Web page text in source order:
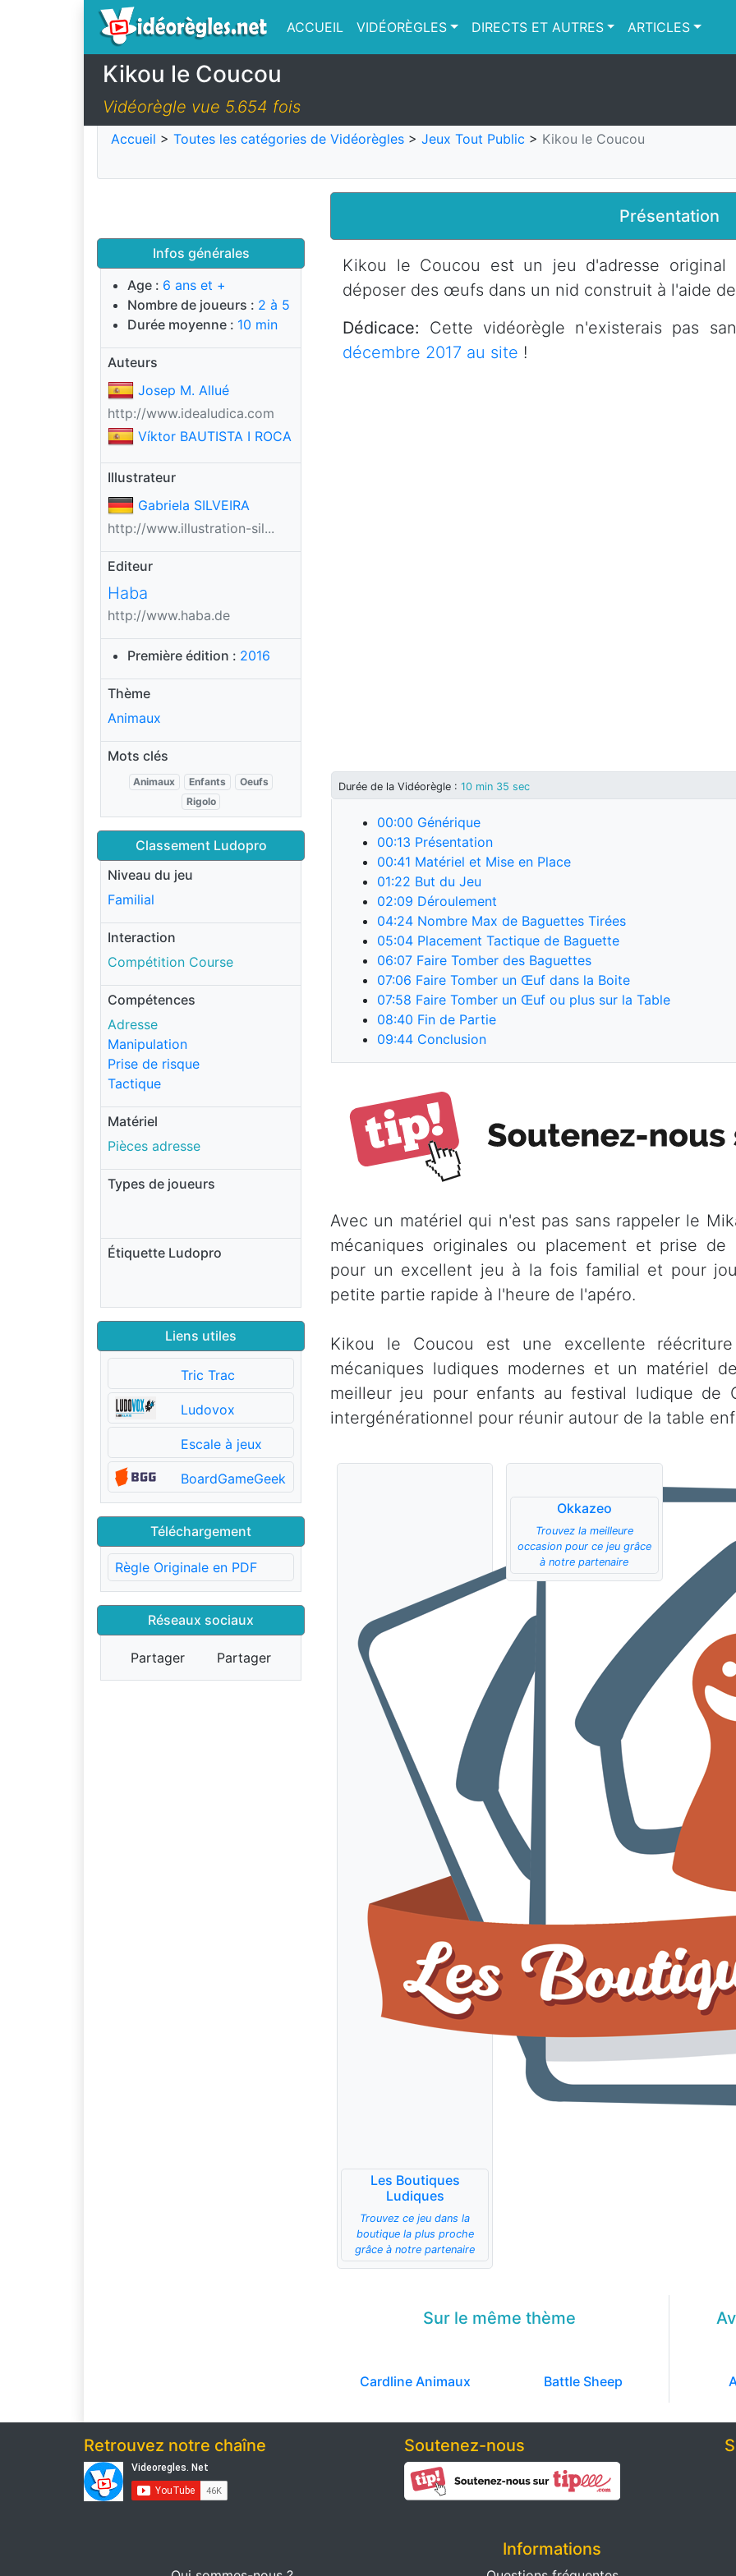
ACCUEIL VIDÉORÈGLES DIRECTS ET AUTRES ARTICLES
Kikou le Coucou
Vidéorègle vue 5.654 fois
Accueil > Toutes les catégories de Vidéorègles > Jeux Tout Public > Kikou le Coucou
Infos générales
Age : 6 ans et +
Nombre de joueurs : 2 à 5
Durée moyenne : 10 min
Auteurs
Josep M. Allué
http://www.idealudica.com
Víktor BAUTISTA I ROCA
Illustrateur
Gabriela SILVEIRA
http://www.illustration-sil...
Editeur
Haba
http://www.haba.de
Première édition : 2016
Thème
Animaux
Mots clés
Animaux Enfants
Oeufs
Rigolo
Classement Ludopro
Niveau du jeu
Familial
Interaction
Compétition Course
Compétences
Adresse
Manipulation
Prise de risque
Tactique
Matériel
Pièces adresse
Types de joueurs
Étiquette Ludopro
Liens utiles
Tric Trac
Ludovox
Escale à jeux
BoardGameGeek
Téléchargement
Règle Originale en PDF
Réseaux sociaux
Partager Partager
Présentation
Kikou le Coucou est un jeu d'adresse
déposer des œufs dans un nid construit à l'aide
Dédicace: Cette vidéorègle n'existerais pas
décembre 2017 au site !
Durée de la Vidéorègle : 10 min 35 sec
00:00 Générique
00:13 Présentation
00:41 Matériel et Mise en Place
01:22 But du Jeu
02:09 Déroulement
04:24 Nombre Max de Baguettes Tirées
05:04 Placement Tactique de Baguette
06:07 Faire Tomber des Baguettes
07:06 Faire Tomber un Œuf dans la Boite
07:58 Faire Tomber un Œuf ou plus sur la Table
08:40 Fin de Partie
09:44 Conclusion
Avec un matériel qui n'est pas sans rappeler le
mécaniques originales ou placement et prise de
pour un excellent jeu à la fois familial et pour
petite partie rapide à l'heure de l'apéro.
Kikou le Coucou est une excellente
mécaniques ludiques modernes et un matériel
meilleur jeu pour enfants au festival ludique de
intergénérationnel pour réunir autour de la table
Les Boutiques
Ludiques
Trouvez ce jeu dans la
boutique la plus proche
grâce à notre partenaire
Okkazeo
Trouvez la meilleure
occasion pour ce jeu grâce
à notre partenaire
Sur le même thème
Cardline Animaux Battle Sheep
Retrouvez notre chaîne Soutenez-nous
Informations